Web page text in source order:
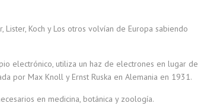
Koch y Los otros volvían de Europa sabiendo
electrónico, utiliza un haz de electrones en lugar de
por Max Knoll y Ernst Ruska en Alemania en 1931.
en medicina, botánica y zoología.